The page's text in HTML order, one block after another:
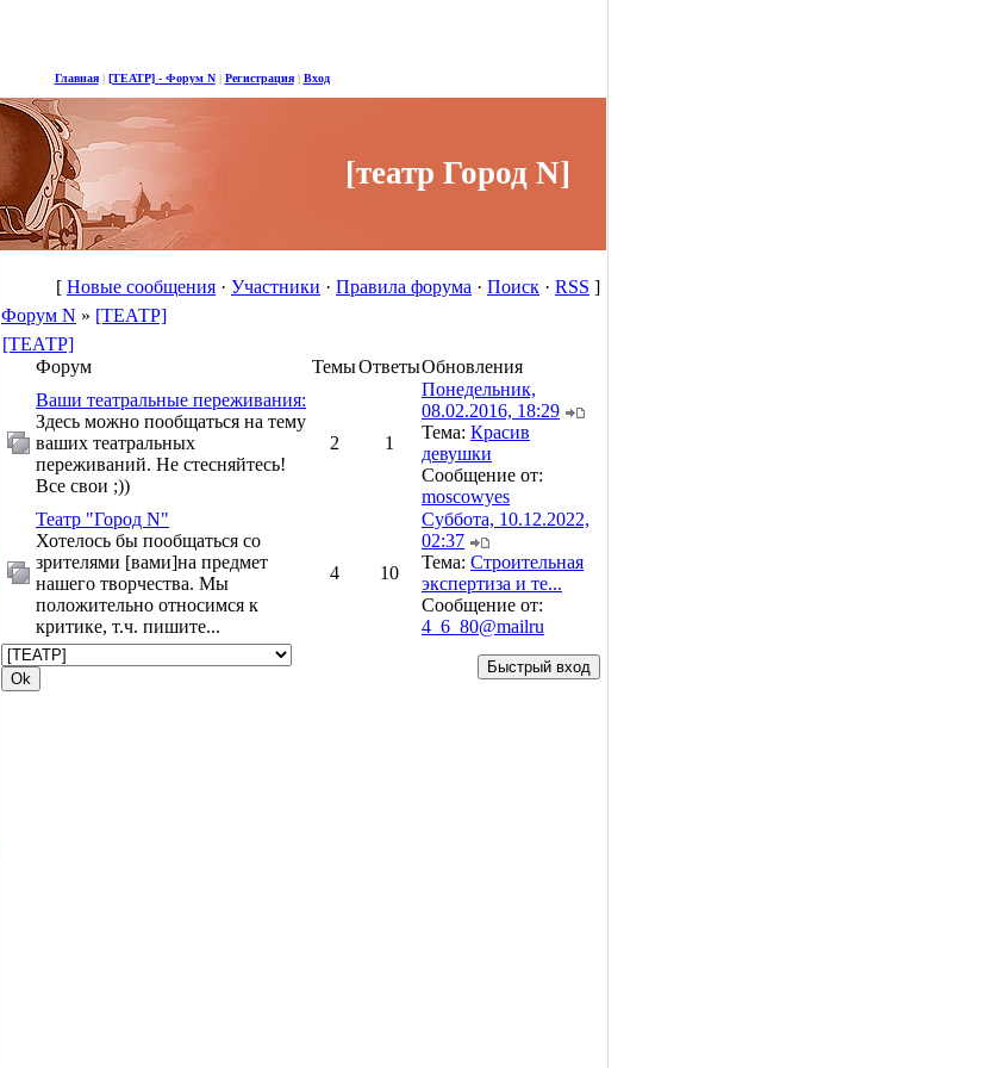
Главная| [ТЕАТР] - Форум N| Регистрация| Вход
[театр Город N]
[ Новые сообщения · Участники · Правила форума · Поиск · RSS ]
Форум N » [ТЕАТР]
[ТЕАТР]
Форум
ТемыОтветыОбновления
Ваши театральные переживания:
Здесь можно пообщаться на тему
ваших театральных
переживаний. Не стесняйтесь!
Все свои ;))
2 1
Понедельник,
08.02.2016, 18:29
Тема: Красив
девушки
Сообщение от:
moscowyes
Театр "Город N"
Хотелось бы пообщаться со
зрителями [вами]на предмет
нашего творчества. Мы
положительно относимся к
критике, т.ч. пишите...
4 10
Суббота, 10.12.2022,
02:37
Тема: Строительная
экспертиза и те...
Сообщение от:
4_6_80@mailru